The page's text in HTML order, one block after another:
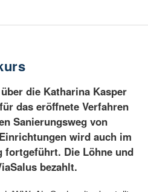
die Katharina Kasper
das eröffnete Verfahren
Sanierungsweg von
wird auch im
fortgeführt. Die Löhne und
bezahlt.